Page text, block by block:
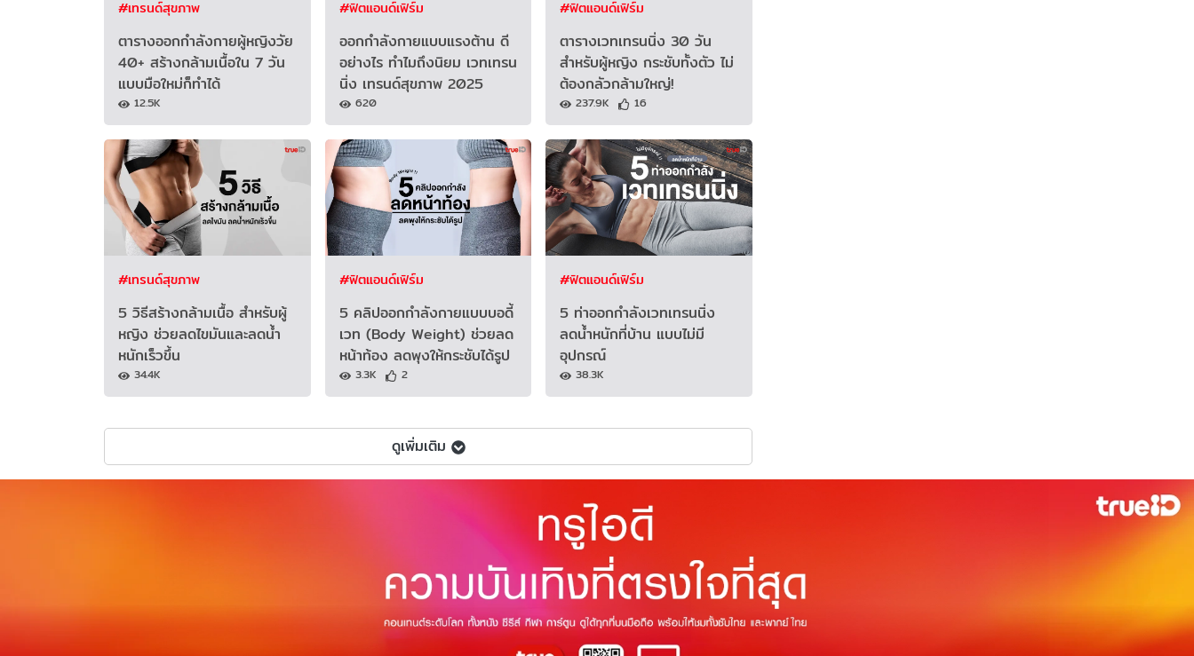
#เทรนด์สุขภาพ
ตารางออกกำลังกายผู้หญิงวัย
40+ สร้างกล้ามเนื้อใน 7 วัน
แบบมือใหม่ก็ทำได้
12.5K
#ฟิตแอนด์เฟิร์ม
ออกกําลังกายแบบแรงต้าน ดี
อย่างไร ทำไมถึงนิยม เวทเทรน
นิ่ง เทรนด์สุขภาพ 2025
620
#ฟิตแอนด์เฟิร์ม
ตารางเวทเทรนนิ่ง 30 วัน
สำหรับผู้หญิง กระชับทั้งตัว ไม่
ต้องกลัวกล้ามใหญ่!
237.9K 16
#เทรนด์สุขภาพ
5 วิธีสร้างกล้ามเนื้อ สำหรับผู้
หญิง ช่วยลดไขมันและลดน้ำ
หนักเร็วขึ้น
34.4K
#ฟิตแอนด์เฟิร์ม
5 คลิปออกกำลังกายแบบบอดี้
เวท (Body Weight) ช่วยลด
หน้าท้อง ลดพุงให้กระชับได้รูป
3.3K 2
#ฟิตแอนด์เฟิร์ม
5 ท่าออกกำลังเวทเทรนนิ่ง
ลดน้ำหนักที่บ้าน แบบไม่มี
อุปกรณ์
38.3K
ดูเพิ่มเติม